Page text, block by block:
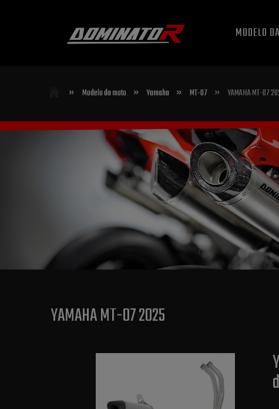
MODELO
» Modelo da moto » Yamaha » MT-07 » YAMAHA MT-07
YAMAHA MT-07 2025